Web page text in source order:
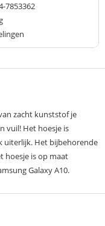
7853362
zacht kunststof je
vuil! Het hoesje is
uiterlijk. Het bijbehorende
hoesje is op maat
Galaxy A10.